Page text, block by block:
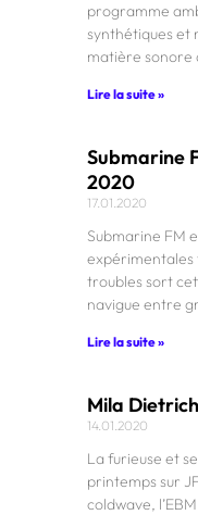
programme
synthétiques et
matière sonore
Lire la suite »
Submarine
2020
17.01.2020
Submarine FM
expérimentales
troubles sort
navigue entre
Lire la suite »
Mila
14.01.2020
La furieuse et
printemps sur
coldwave,